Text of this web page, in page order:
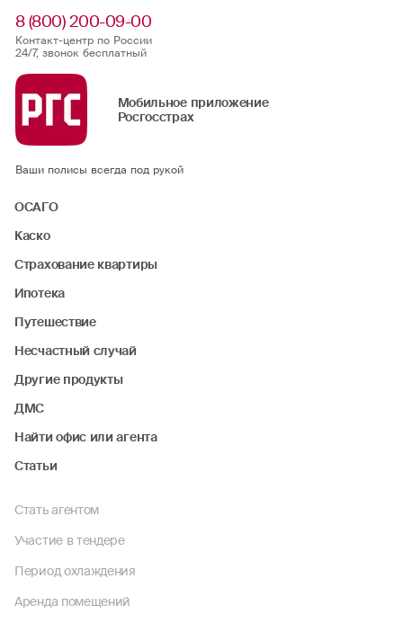
8 (800) 200-09-00
Контакт-центр по России
24/7, звонок бесплатный
Мобильное приложение
Росгосстрах
Ваши полисы всегда под рукой
ОСАГО
Каско
Страхование квартиры
Ипотека
Путешествие
Несчастный случай
Другие продукты
ДМС
Найти офис или агента
Статьи
Стать агентом
Участие в тендере
Период охлаждения
Аренда помещений